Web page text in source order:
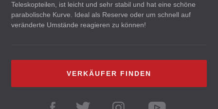
Teleskopteilen, ist leicht und sehr stabil und hat eine schöne
parabolische Kurve. Ideal als Reserve oder um schnell auf
veränderte Umstände reagieren zu können!
VERKÄUFER FINDEN